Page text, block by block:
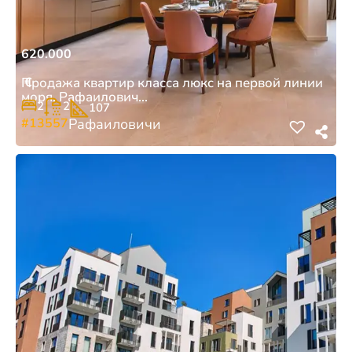
620.000
€
Продажа квартир класса люкс на первой линии
моря, Рафаилович...
2 2 107
#13557Рафаиловичи